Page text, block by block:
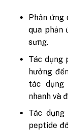
Phản ứng
qua phản
sưng.
Tác dụng
hưởng
tác
nhanh và
Tác
peptide